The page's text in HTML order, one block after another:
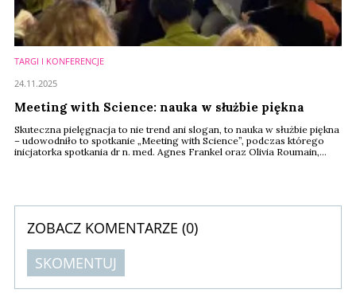
TARGI I KONFERENCJE
Meeting with Science: nauka w służbie piękna
Skuteczna pielęgnacja to nie trend ani slogan, to nauka w służbie piękna
– udowodniło to spotkanie „Meeting with Science”, podczas którego
inicjatorka spotkania dr n. med. Agnes Frankel oraz Olivia Roumain,
24.11.2025
ZOBACZ KOMENTARZE (0)
SKOMENTUJ